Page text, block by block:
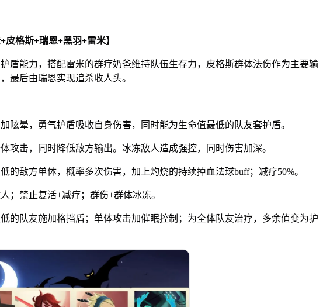
皮格斯+瑞恩+黑羽+雷米】
能力，搭配雷米的群疗奶爸维持队伍生存力，皮格斯群体法伤作为主要输
最后由瑞恩实现追杀收人头。
，勇气护盾吸收自身伤害，同时能为生命值最低的队友套护盾。
，同时降低敌方输出。冰冻敌人造成强控，同时伤害加深。
方单体，概率多次伤害，加上灼烧的持续掉血法球buff；减疗50%。
止复活+减疗；群伤+群体冰冻。
友施加格挡盾；单体攻击加催眠控制；为全体队友治疗，多余值变为护